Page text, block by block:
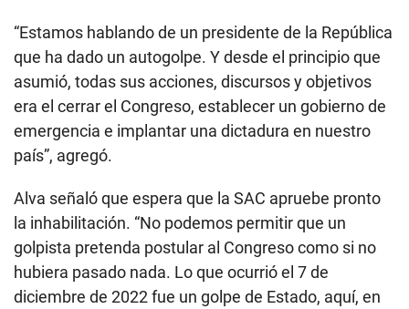
“Estamos hablando de un presidente de la República
que ha dado un autogolpe. Y desde el principio que
asumió, todas sus acciones, discursos y objetivos
era el cerrar el Congreso, establecer un gobierno de
emergencia e implantar una dictadura en nuestro
país”, agregó.
Alva señaló que espera que la SAC apruebe pronto
la inhabilitación. “No podemos permitir que un
golpista pretenda postular al Congreso como si no
hubiera pasado nada. Lo que ocurrió el 7 de
diciembre de 2022 fue un golpe de Estado, aquí, en